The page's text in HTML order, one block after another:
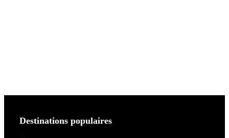
Destinations populaires